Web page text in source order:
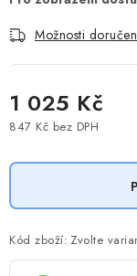
Možnosti
1 025 Kč
847 Kč bez DPH
Kód zboží: Zvolte